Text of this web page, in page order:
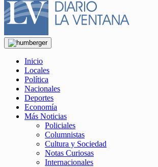
Inicio
Locales
Política
Nacionales
Deportes
Economía
Más Noticias
Policiales
Columnistas
Cultura y Sociedad
Notas Curiosas
Internacionales